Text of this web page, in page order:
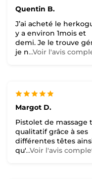
Quentin B.
J’ai acheté le
y a environ 1mois et
demi. Je le trouve
je n...Voir l'avis
Margot D.
Pistolet de massage
qualitatif grâce à ses
différentes têtes
qu'...Voir l'avis